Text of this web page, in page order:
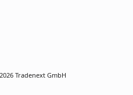
Tradenext GmbH